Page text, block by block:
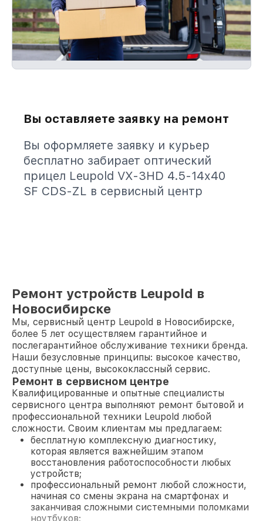
Вы оставляете заявку на ремонт
Вы оформляете заявку и курьер
бесплатно забирает оптический
прицел Leupold VX-3HD 4.5-14x40
SF CDS-ZL в сервисный центр
Ремонт устройств Leupold в
Новосибирске
Мы, сервисный центр Leupold в Новосибирске,
более 5 лет осуществляем гарантийное и
послегарантийное обслуживание техники бренда.
Наши безусловные принципы: высокое качество,
доступные цены, высококлассный сервис.
Ремонт в сервисном центре
Квалифицированные и опытные специалисты
сервисного центра выполняют ремонт бытовой и
профессиональной техники Leupold любой
сложности. Своим клиентам мы предлагаем:
бесплатную комплексную диагностику,
которая является важнейшим этапом
восстановления работоспособности любых
устройств;
профессиональный ремонт любой сложности,
начиная со смены экрана на смартфонах и
заканчивая сложными системными поломками
ноутбуков;